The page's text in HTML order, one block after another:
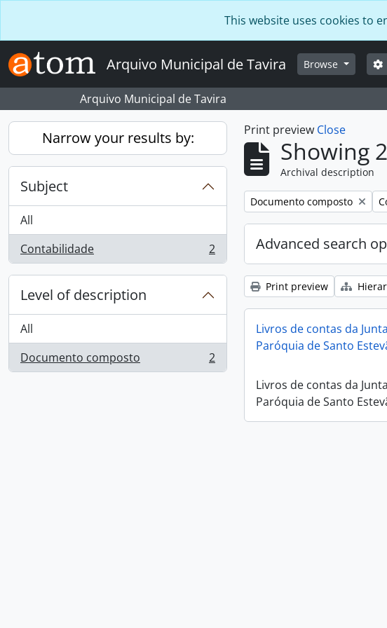
This website uses cookies to
Arquivo Municipal de Tavira Browse
Arquivo Municipal de Tavira
Narrow your results by:
Subject
All
Contabilidade
, 2 results 2
Level of description
All
Documento composto
, 2 results 2
Print preview Close
Showing
Archival description
Remove filter:
Documento composto
Advanced search
Print preview
Livros de contas da
Paróquia de Santo
Livros de contas da
Paróquia de Santo